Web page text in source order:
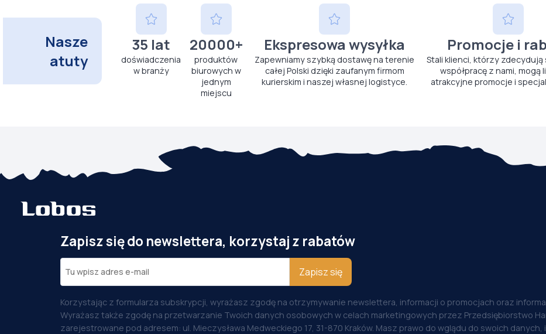
Nasze
atuty
35 lat
doświadczenia
w branży
20000+
produktów
biurowych w
jednym
miejscu
Ekspresowa wysyłka
Zapewniamy szybką dostawę na terenie
całej Polski dzięki zaufanym firmom
kurierskim i naszej własnej logistyce.
Promocje i
Stali klienci, którzy zdecydują
współpracę z nami, mogą
atrakcyjne promocje i
Zapisz się do newslettera, korzystaj z rabatów
Zapisz się
Korzystając z formularza subskrypcji, wyrażasz zgodę na otrzymywanie newslettera, informacji o promocjach oraz
Wyrażasz także zgodę na przetwarzanie Twoich danych osobowych w celach marketingowych przez Przedsiębiorstwo
zarejestrowane pod adresem: ul. Mieczysława Medweckiego 17, 31-870 Kraków. Masz prawo do wglądu do swoich